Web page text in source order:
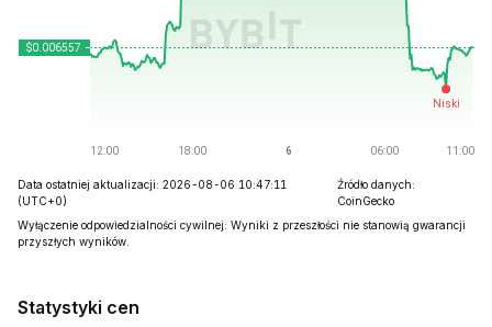
Data ostatniej aktualizacji: 2026-08-06 10:47:11
(UTC+0)
Źródło danych:
CoinGecko
Wyłączenie odpowiedzialności cywilnej: Wyniki z przeszłości nie stanowią gwarancji
przyszłych wyników.
Statystyki cen